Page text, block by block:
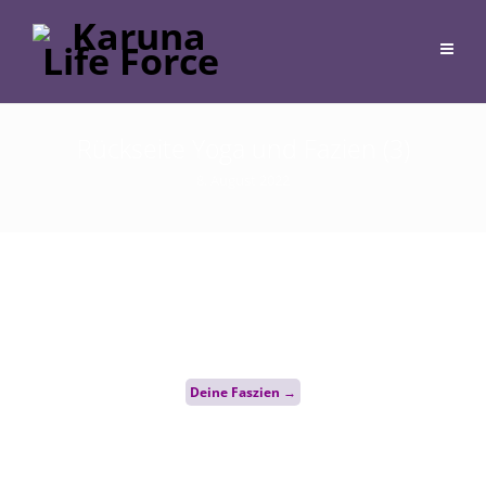
navigation
Deine Faszien →